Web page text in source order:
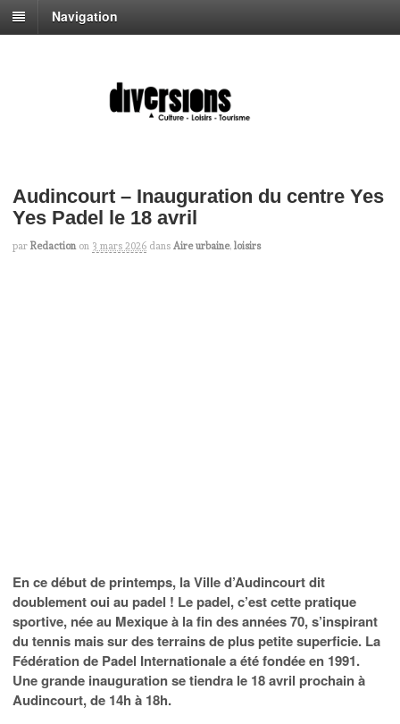
Navigation
Audincourt – Inauguration du centre Yes
Yes Padel le 18 avril
par Redaction on 3 mars 2026 dans Aire urbaine, loisirs
En ce début de printemps, la Ville d’Audincourt dit
doublement oui au padel ! Le padel, c’est cette pratique
sportive, née au Mexique à la fin des années 70, s’inspirant
du tennis mais sur des terrains de plus petite superficie. La
Fédération de Padel Internationale a été fondée en 1991.
Une grande inauguration se tiendra le 18 avril prochain à
Audincourt, de 14h à 18h.